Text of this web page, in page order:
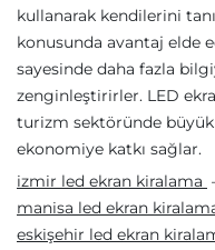
kullanarak kendilerini
konusunda avantaj elde
sayesinde daha fazla
zenginleştirirler. LED
turizm sektöründe
ekonomiye katkı sağlar.
izmir led ekran kiralama
manisa led ekran
eskişehir led ekran